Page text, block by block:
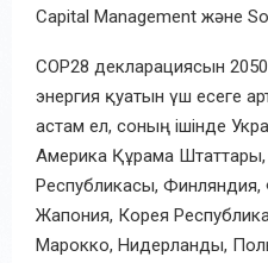
Capital Management және
COP28 декларациясын
энергия қуатын үш есеге
астам ел, соның ішінде
Америка Құрама Штаттары,
Республикасы, Финляндия,
Жапония, Корея
Марокко, Нидерланды,